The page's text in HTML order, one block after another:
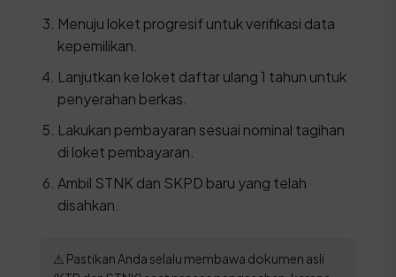
Menuju loket progresif untuk verifikasi data
kepemilikan.
Lanjutkan ke loket daftar ulang 1 tahun untuk
penyerahan berkas.
Lakukan pembayaran sesuai nominal tagihan
di loket pembayaran.
Ambil STNK dan SKPD baru yang telah
disahkan.
⚠️ Pastikan Anda selalu membawa dokumen asli